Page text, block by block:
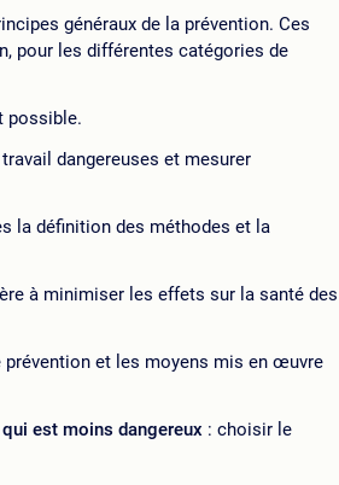
généraux de la prévention. Ces
pour les différentes catégories de
possible.
dangereuses et mesurer
la définition des méthodes et la
à minimiser les effets sur la santé des
prévention et les moyens mis en œuvre
est moins dangereux : choisir le